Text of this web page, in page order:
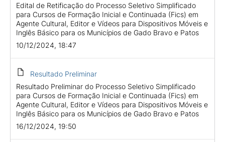
Edital de Retificação do Processo Seletivo Simplificado
para Cursos de Formação Inicial e Continuada (Fics) em
Agente Cultural, Editor e Vídeos para Dispositivos Móveis e
Inglês Básico para os Municípios de Gado Bravo e Patos
10/12/2024, 18:47
Resultado Preliminar
Resultado Preliminar do Processo Seletivo Simplificado
para Cursos de Formação Inicial e Continuada (Fics) em
Agente Cultural, Editor e Vídeos para Dispositivos Móveis e
Inglês Básico para os Municípios de Gado Bravo e Patos
16/12/2024, 19:50